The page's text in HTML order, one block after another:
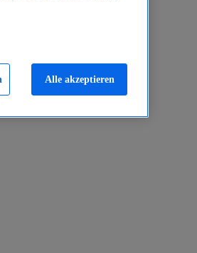
Alle akzeptieren